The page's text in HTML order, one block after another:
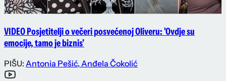
VIDEO Posjetitelji o večeri posvećenoj Oliveru: 'Ovdje su
emocije, tamo je biznis'
PIŠU: Antonia Pešić, Anđela Čokolić